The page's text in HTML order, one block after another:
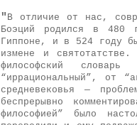
" В отличие от нас,
Боэций родился в 480
Гиппоне, и в 524 году
измене и
философский
“иррациональный”, от
средневековья —
беспрерывно
философией” было